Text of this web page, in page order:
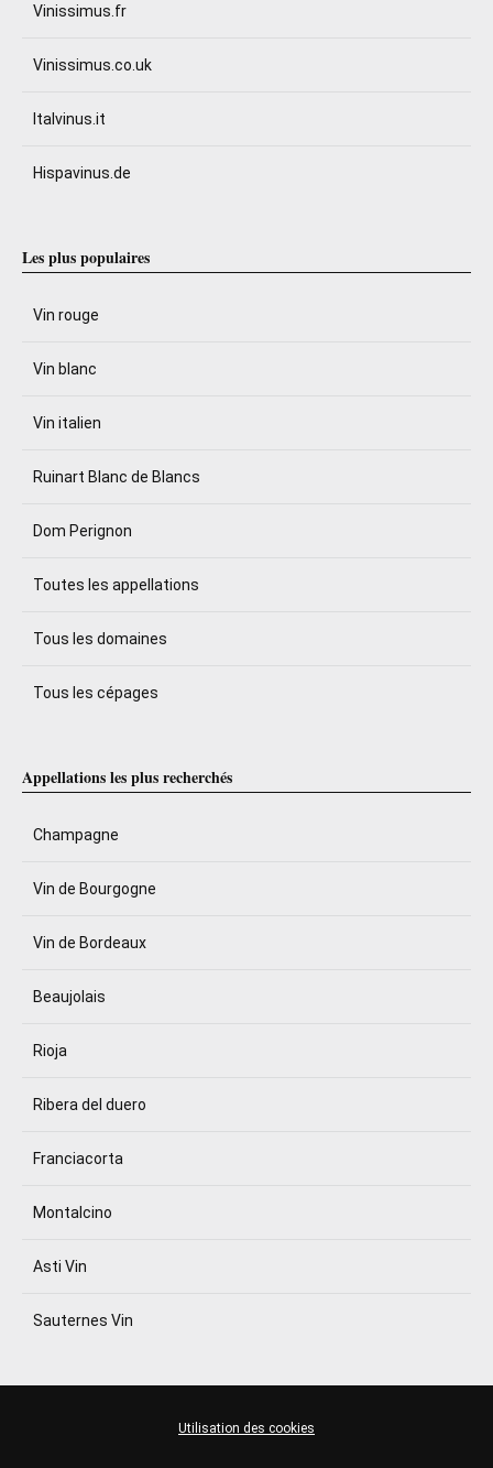
Vinissimus.fr
Vinissimus.co.uk
Italvinus.it
Hispavinus.de
Les plus populaires
Vin rouge
Vin blanc
Vin italien
Ruinart Blanc de Blancs
Dom Perignon
Toutes les appellations
Tous les domaines
Tous les cépages
Appellations les plus recherchés
Champagne
Vin de Bourgogne
Vin de Bordeaux
Beaujolais
Rioja
Ribera del duero
Franciacorta
Montalcino
Asti Vin
Sauternes Vin
Utilisation des cookies